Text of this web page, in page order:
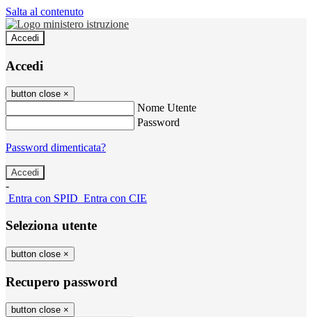
Salta al contenuto
Accedi
Accedi
button close ×
Nome Utente
Password
Password dimenticata?
-
Entra con SPID Entra con CIE
Seleziona utente
button close ×
Recupero password
button close ×